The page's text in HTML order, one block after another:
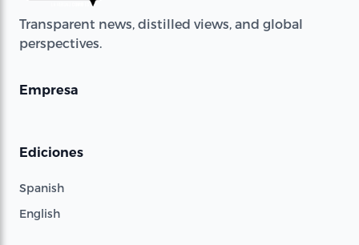
Transparent news, distilled views, and global
perspectives.
Empresa
Ediciones
Spanish
English